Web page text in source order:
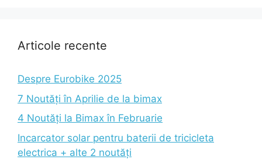
Articole recente
Despre Eurobike 2025
7 Noutăți în Aprilie de la bimax
4 Noutăți la Bimax în Februarie
Incarcator solar pentru baterii de tricicleta
electrica + alte 2 noutăți